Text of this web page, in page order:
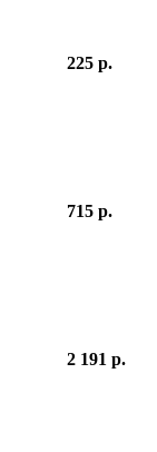
225 р.
715 р.
2 191 р.